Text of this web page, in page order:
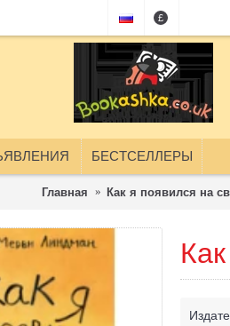
£
БЕСТСЕЛЛЕРЫ
Главная Как я появился на